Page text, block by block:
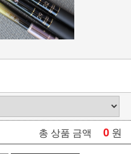
총 상품 금액 0 원